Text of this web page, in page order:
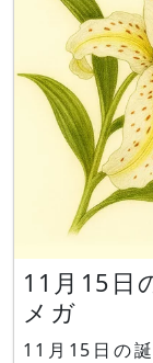
11月15日
メガ
11月15日の